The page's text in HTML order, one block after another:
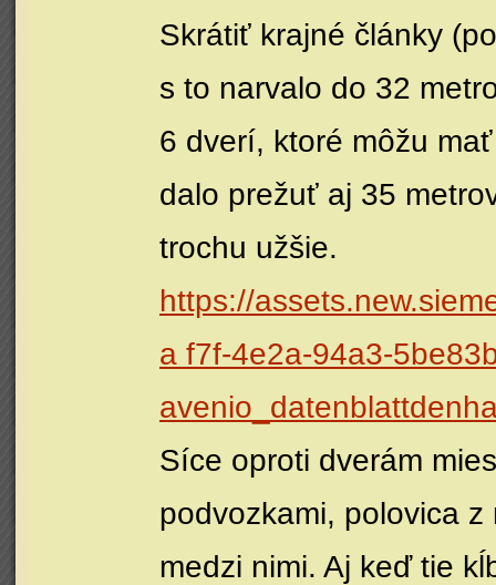
Skrátiť krajné články
s to narvalo do 32
6 dverí, ktoré môžu
dalo prežuť aj 35
trochu užšie.
https://
a f7f-4e2a-94a3-
Síce oproti dverám
podvozkami, polovica
medzi nimi. Aj keď tie